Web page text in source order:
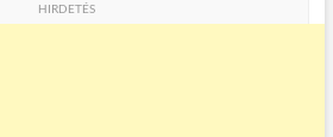
HIRDETÉS